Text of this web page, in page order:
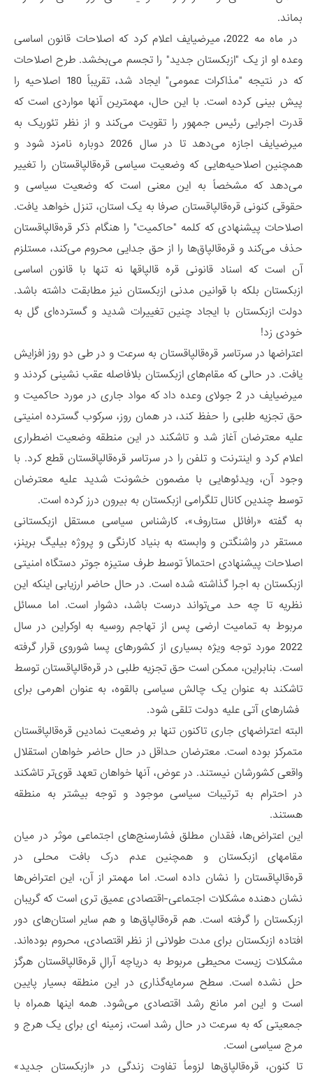
بماند.
در ماه مه 2022، میرضیایف اعلام کرد که اصلاحات قانون اساسی
وعده او از یک "ازبکستان جدید" را تجسم می‌بخشد. طرح اصلاحات
که در نتیجه "مذاکرات عمومی" ایجاد شد، تقریباً 180 اصلاحیه را
پیش بینی کرده است. با این حال، مهمترین آنها مواردی است که
قدرت اجرایی رئیس جمهور را تقویت می‌کند و از نظر تئوریک به
میرضیایف اجازه می‌دهد تا در سال 2026 دوباره نامزد شود و
همچنین اصلاحیه‌هایی که وضعیت سیاسی قره‌قالپاقستان را تغییر
می‌دهد که مشخصاً به این معنی است که وضعیت سیاسی و
حقوقی کنونی قره‌قالپاقستان صرفا به یک استان، تنزل خواهد یافت.
اصلاحات پیشنهادی که کلمه "حاکمیت" را هنگام ذکر قره‌قالپاقستان
حذف می‌کند و قره‌قالپاق‌ها را از حق جدایی محروم می‌کند، مستلزم
آن است که اسناد قانونی قره قالپاقها نه تنها با قانون اساسی
ازبکستان بلکه با قوانین مدنی ازبکستان نیز مطابقت داشته باشد.
دولت ازبکستان با ایجاد چنین تغییرات شدید و گسترده‌ای گل به
خودی زد!
اعتراضها در سرتاسر قره‌قالپاقستان به سرعت و در طی دو روز افزایش
یافت. در حالی که مقام‌های ازبکستان بلافاصله عقب نشینی کردند و
میرضیایف در 2 جولای وعده داد که مواد جاری در مورد حاکمیت و
حق تجزیه طلبی را حفظ کند، در همان روز، سرکوب گسترده امنیتی
علیه معترضان آغاز شد و تاشکند در این منطقه وضعیت اضطراری
اعلام کرد و اینترنت و تلفن را در سرتاسر قره‌قالپاقستان قطع کرد. با
وجود آن، ویدئوهایی با مضمون خشونت شدید علیه معترضان
توسط چندین کانال تلگرامی ازبکستان به بیرون درز کرده است.
به گفته «رافائل ستاروف»، کارشناس سیاسی مستقل ازبکستانی
مستقر در واشنگتن و وابسته به بنیاد کارنگی و پروژه بیلیگ برینز،
اصلاحات پیشنهادی احتمالاً توسط طرف ستیزه جو‌تر دستگاه امنیتی
ازبکستان به اجرا گذاشته شده است. در حال حاضر ارزیابی اینکه این
نظریه تا چه حد می‌تواند درست باشد، دشوار است. اما مسائل
مربوط به تمامیت ارضی پس از تهاجم روسیه به اوکراین در سال
2022 مورد توجه ویژه بسیاری از کشورهای پسا شوروی قرار گرفته
است. بنابراین، ممکن است حق تجزیه طلبی در قره‌قالپاقستان توسط
تاشکند به عنوان یک چالش سیاسی بالقوه، به عنوان اهرمی برای
فشارهای آتی علیه دولت تلقی شود.
البته اعتراضهای جاری تاکنون تنها بر وضعیت نمادین قره‌قالپاقستان
متمرکز بوده است. معترضان حداقل در حال حاضر خواهان استقلال
واقعی کشورشان نیستند. در عوض، آنها خواهان تعهد قوی‌تر تاشکند
در احترام به ترتیبات سیاسی موجود و توجه بیشتر به منطقه
هستند.
این اعتراض‌ها، فقدان مطلق فشارسنج‌های اجتماعی موثر در میان
مقامهای ازبکستان و همچنین عدم درک بافت محلی در
قره‌قالپاقستان را نشان داده است. اما مهمتر از آن، این اعتراض‌ها
نشان دهنده مشکلات اجتماعی-اقتصادی عمیق تری است که گریبان
ازبکستان را گرفته است. هم قره‌قالپاق‌ها و هم سایر استان‌های دور
افتاده ازبکستان برای مدت طولانی از نظر اقتصادی، محروم بوده‌اند.
مشکلات زیست محیطی مربوط به دریاچه آرالِ قره‌قالپاقستان هرگز
حل نشده است. سطح سرمایه‌گذاری در این منطقه بسیار پایین
است و این امر مانع رشد اقتصادی می‌شود. همه اینها همراه با
جمعیتی که به سرعت در حال رشد است، زمینه ای برای یک هرج و
مرج سیاسی است.
تا کنون، قره‌قالپاق‌ها لزوماً تفاوت زندگی در «ازبکستان جدید»